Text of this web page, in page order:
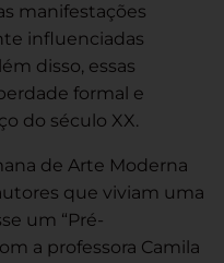
manifestações
influenciadas
disso, essas
formal e
do século XX.
de Arte Moderna
que viviam uma
um “Pré-
a professora Camila